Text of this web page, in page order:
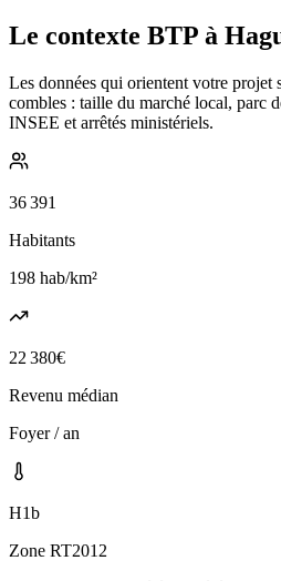
Le contexte BTP à
Les données qui orientent votre projet
combles : taille du marché local, parc
INSEE et arrêtés ministériels.
36 391
Habitants
198 hab/km²
22 380€
Revenu médian
Foyer / an
H1b
Zone RT2012